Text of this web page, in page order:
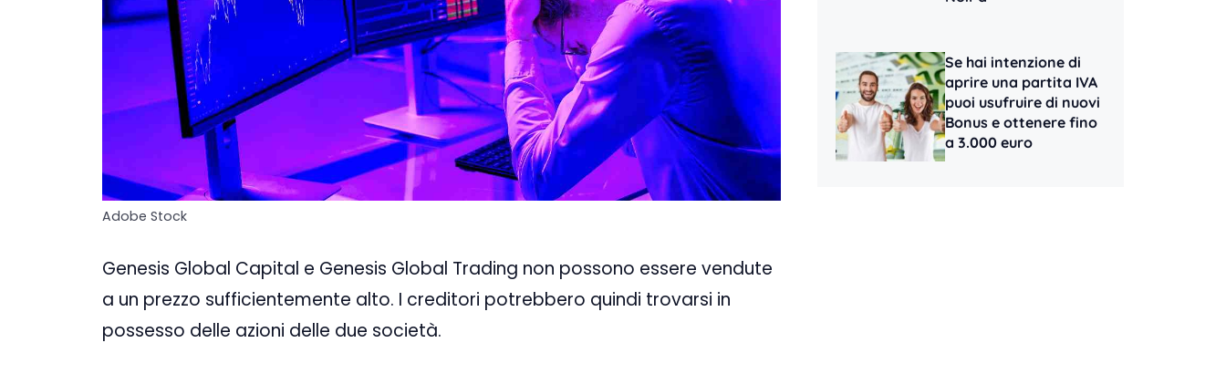
Adobe Stock
Genesis Global Capital e Genesis Global Trading non possono essere vendute
a un prezzo sufficientemente alto. I creditori potrebbero quindi trovarsi in
possesso delle azioni delle due società.
Se hai intenzione di
aprire una partita IVA
puoi usufruire di nuovi
Bonus e ottenere fino
a 3.000 euro